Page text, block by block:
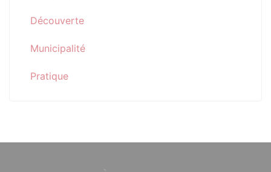
Découverte
Municipalité
Pratique